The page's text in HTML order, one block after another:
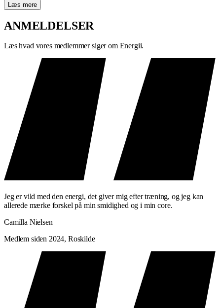
Isometriske øvelser
musklerne effektivt
fokus
Ben, baller og core— de primære fokusområder på timen
Overkrop og arme
— lette vægte i kontrollerede sekvenser
Præcision er vigtigere end tempo. Kontrol er vigtigere end kraft.
HVEM ER BARRE TIL?
Barre passer til dig der:
Vil have dedikeret styrketræning med fokus på kropskontrol
Søger en træning der bygger lange, stærke muskler
Vil forbedre balance, holdning og stabilitet
Er klar til at arbejde hårdt i et roligt tempo
Træner du Barre regelmæssigt, vil du over tid mærke:
Stærkere og mere stabile ben, core og baller
Bedre kropsholdning og balance
Mere kontrollerede bevægelser
i al anden træning
Dybere muskelaktivering
end traditionel styrketræning
Læs mere
ANMELDELSER
Læs hvad vores medlemmer siger om Energii.
Jeg er vild med den energi, det giver mig efter træning, og jeg kan
allerede mærke forskel på min smidighed og i min core.
Camilla Nielsen
Medlem siden 2024, Roskilde